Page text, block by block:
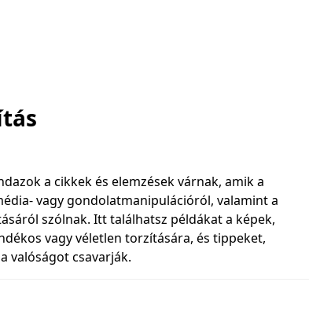
a cikkek és elemzések várnak, amik a
vagy gondolatmanipulációról, valamint a
szólnak. Itt találhatsz példákat a képek,
vagy véletlen torzítására, és tippeket,
valóságot csavarják.